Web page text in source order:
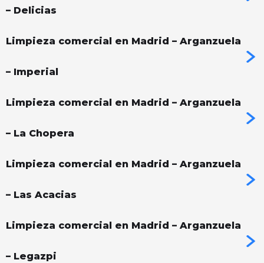
– Delicias
Limpieza comercial en Madrid – Arganzuela
– Imperial
Limpieza comercial en Madrid – Arganzuela
– La Chopera
Limpieza comercial en Madrid – Arganzuela
– Las Acacias
Limpieza comercial en Madrid – Arganzuela
– Legazpi